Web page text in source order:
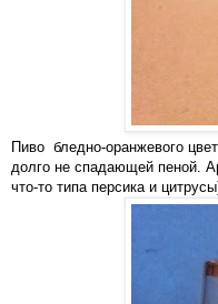
Пиво бледно-оранжевого
долго не спадающей пеной.
что-то типа персика и